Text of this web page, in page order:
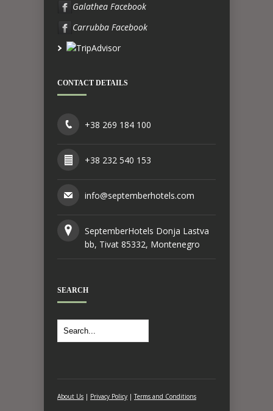
Galathea Facebook
Carrubba Facebook
CONTACT DETAILS
+38 269 184 100
+38 232 540 153
info@septemberhotels.com
SeptemberHotels Donja Lastva
bb, Tivat 85332, Montenegro
SEARCH
About Us | Privacy Policy |Terms and Conditions